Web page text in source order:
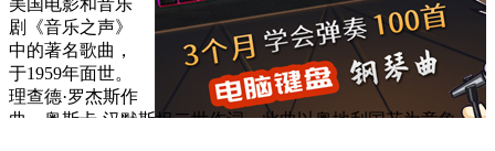
美国电影和音乐
剧《音乐之声》
中的著名歌曲，
于1959年面世。
理查德·罗杰斯作
曲，奥斯卡·汉默斯坦二世作词。此曲以奥地利国花为意象，